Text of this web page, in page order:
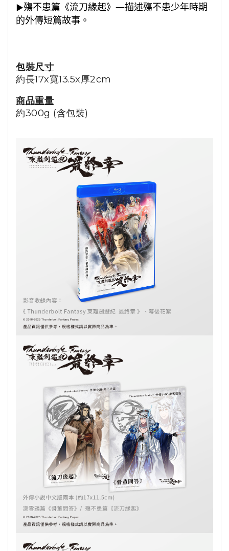
▶︎殤不患篇《流刀緣起》—描述殤不患少年時期
的外傳短篇故事。
包裝尺寸
約長17x寬13.5x厚2cm
商品重量
約300g (含包裝)